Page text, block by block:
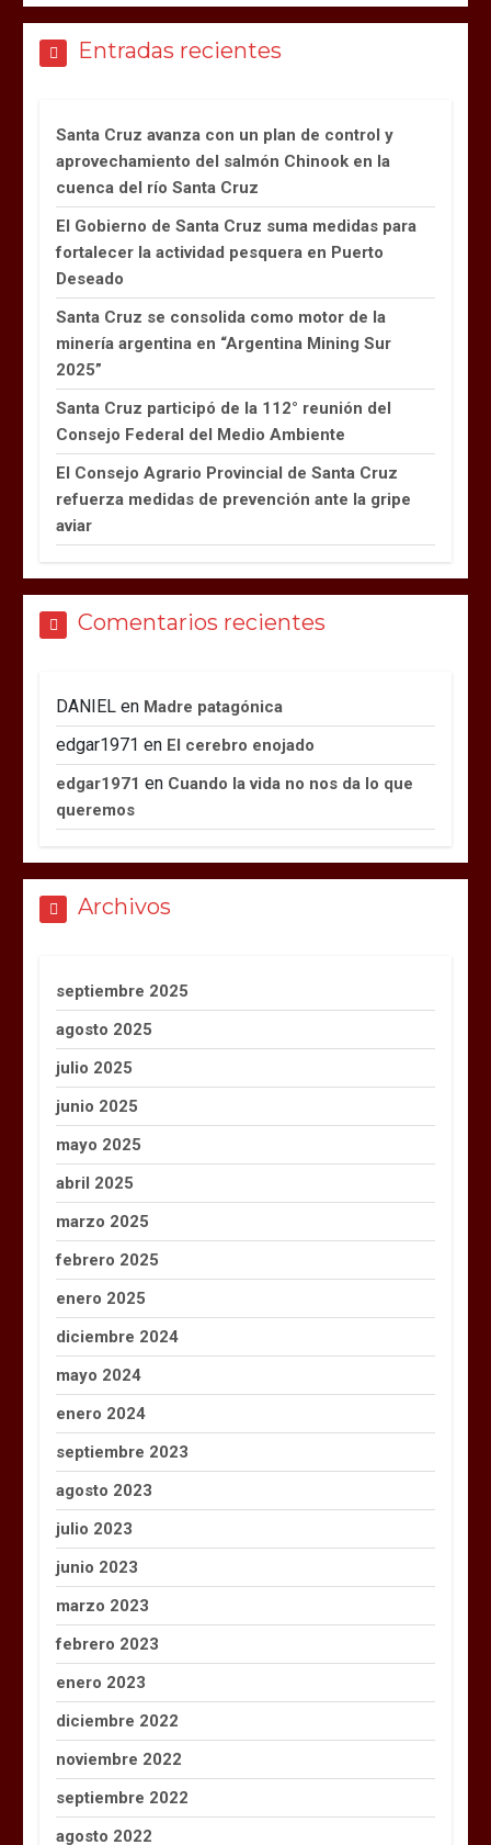
Entradas recientes
Santa Cruz avanza con un plan de control y
aprovechamiento del salmón Chinook en la
cuenca del río Santa Cruz
El Gobierno de Santa Cruz suma medidas para
fortalecer la actividad pesquera en Puerto
Deseado
Santa Cruz se consolida como motor de la
minería argentina en “Argentina Mining Sur
2025”
Santa Cruz participó de la 112° reunión del
Consejo Federal del Medio Ambiente
El Consejo Agrario Provincial de Santa Cruz
refuerza medidas de prevención ante la gripe
aviar
Comentarios recientes
DANIEL en Madre patagónica
edgar1971 en El cerebro enojado
edgar1971 en Cuando la vida no nos da lo que
queremos
Archivos
septiembre 2025
agosto 2025
julio 2025
junio 2025
mayo 2025
abril 2025
marzo 2025
febrero 2025
enero 2025
diciembre 2024
mayo 2024
enero 2024
septiembre 2023
agosto 2023
julio 2023
junio 2023
marzo 2023
febrero 2023
enero 2023
diciembre 2022
noviembre 2022
septiembre 2022
agosto 2022